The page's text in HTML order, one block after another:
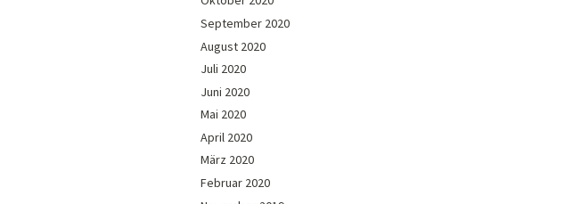
September 2020
August 2020
Juli 2020
Juni 2020
Mai 2020
April 2020
März 2020
Februar 2020